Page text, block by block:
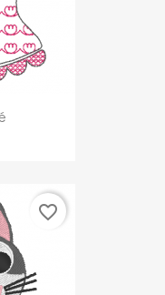
favorite_border